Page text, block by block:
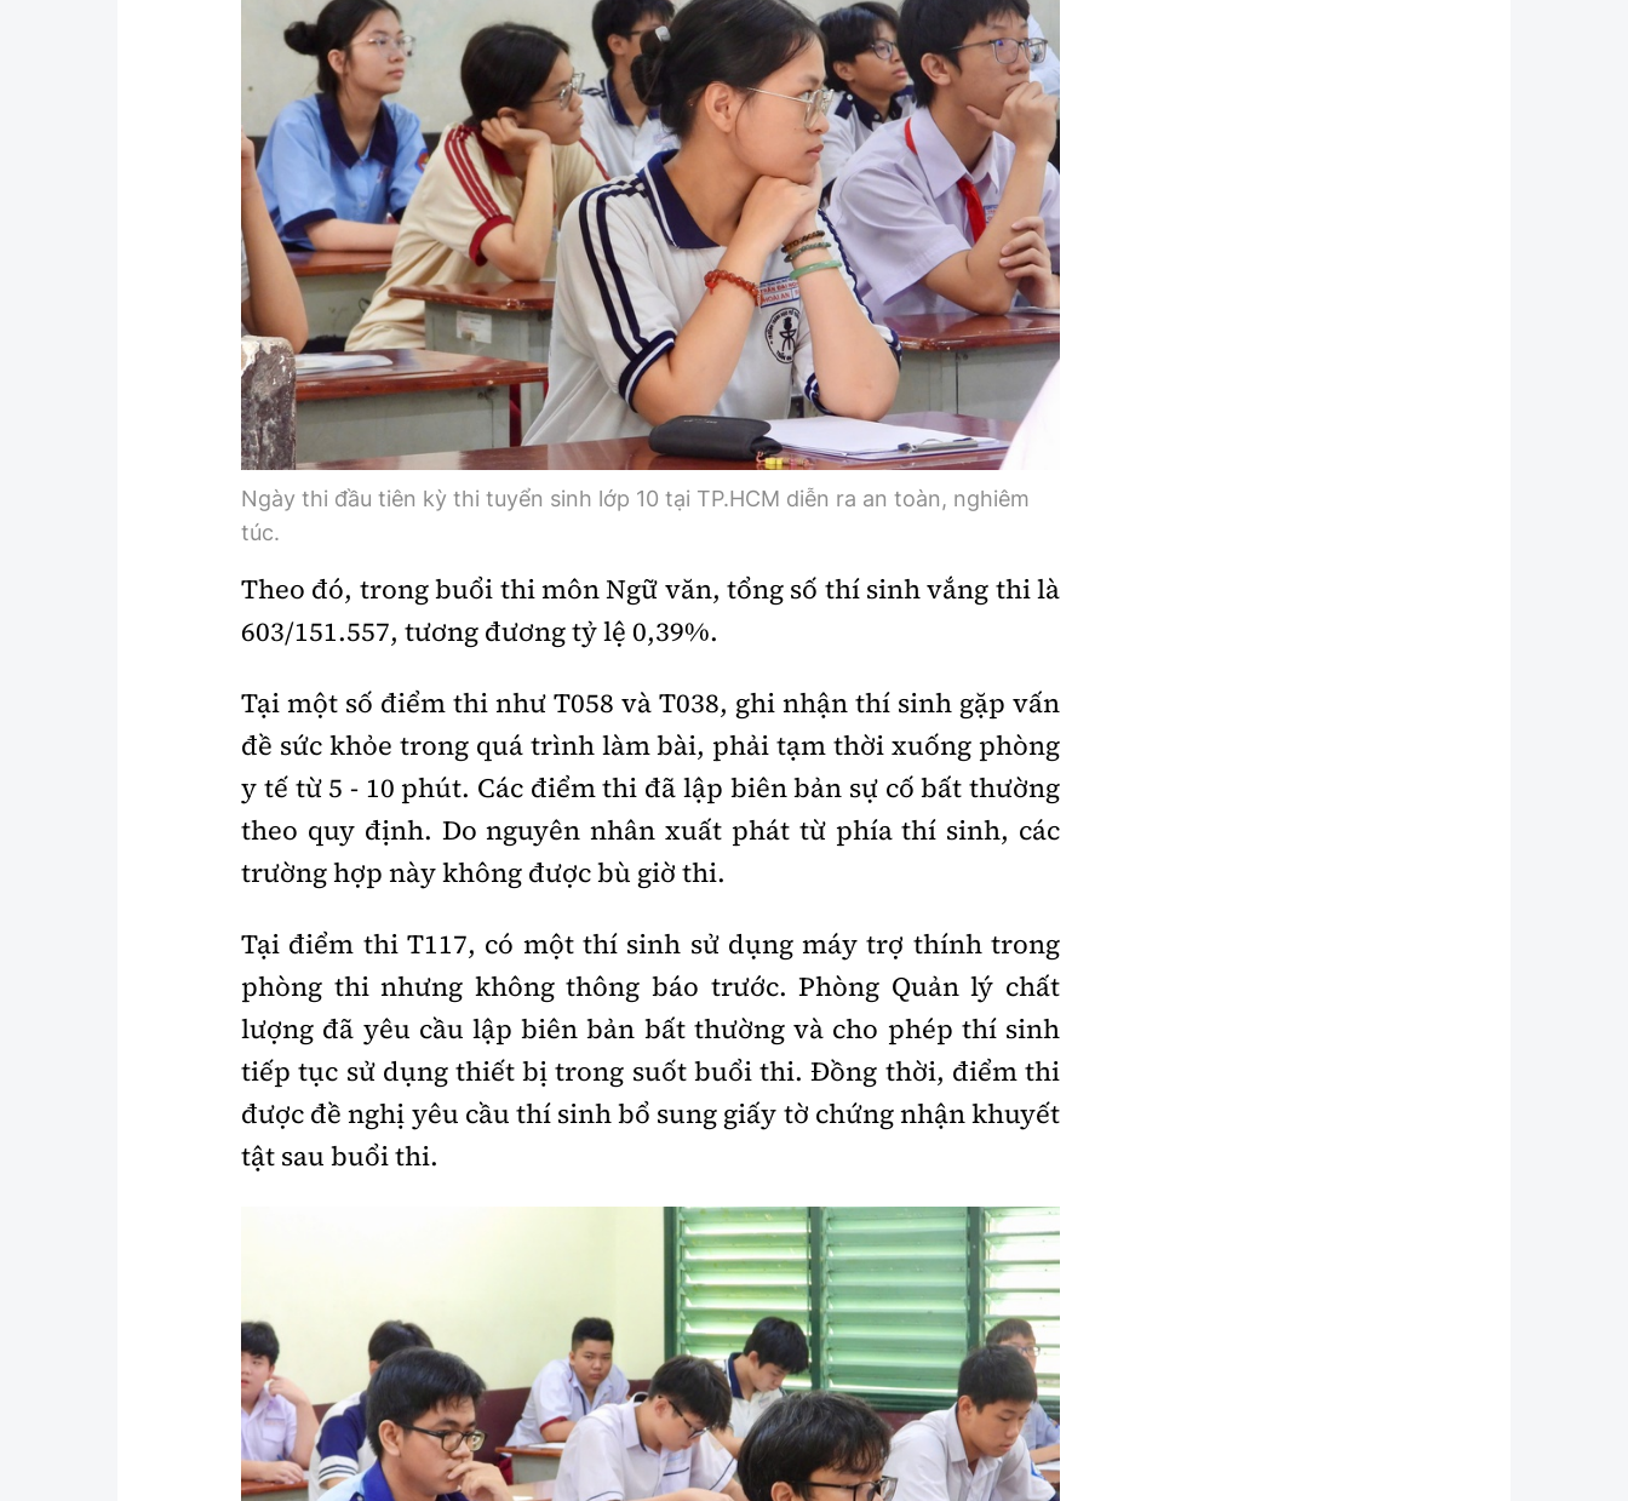
Lao động - Công đoàn
Showbiz
Điện ảnh
Âm nhạc
Bình luận
Hậu trường sao
360 độ thể thao
Sản phẩm mới
AI
Tư vấn
Thời sự Quốc tế
Hồ sơ tài liệu
Thế giới giao thông
Thế giới xây dựng
Đi ++
Du lịch
Khám phá
Lối sống
Ẩm thực
Video
Thời sự
Khám phá
Camera giao thông
Câu chuyện giao thông
Lăng kính xây dựng
Giải trí - Thể thao
Ngày thi đầu tiên kỳ thi tuyển sinh lớp 10 tại TP.HCM diễn ra an toàn, nghiêm
túc.
Theo đó, trong buổi thi môn Ngữ văn, tổng số thí sinh vắng thi là
603/151.557, tương đương tỷ lệ 0,39%.
Tại một số điểm thi như T058 và T038, ghi nhận thí sinh gặp vấn
đề sức khỏe trong quá trình làm bài, phải tạm thời xuống phòng
y tế từ 5 - 10 phút. Các điểm thi đã lập biên bản sự cố bất thường
theo quy định. Do nguyên nhân xuất phát từ phía thí sinh, các
trường hợp này không được bù giờ thi.
Tại điểm thi T117, có một thí sinh sử dụng máy trợ thính trong
phòng thi nhưng không thông báo trước. Phòng Quản lý chất
lượng đã yêu cầu lập biên bản bất thường và cho phép thí sinh
tiếp tục sử dụng thiết bị trong suốt buổi thi. Đồng thời, điểm thi
được đề nghị yêu cầu thí sinh bổ sung giấy tờ chứng nhận khuyết
tật sau buổi thi.